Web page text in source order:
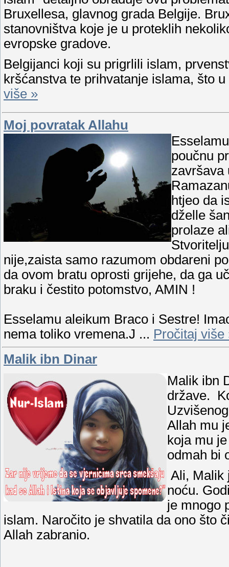
Bruxellesa, glavnog grada Belgije.
stanovništva koje je u proteklih
evropske gradove.
Belgijanci koji su prigrlili islam,
kršćanstva te prihvatanje islama, što
više »
Moj povratak Allahu
poučnu
završava
htjeo da
dželle
prolaze
nije,zaista samo razumom obdareni
da ovom bratu oprosti grijehe, da ga
braku i čestito potomstvo, AMIN !
Esselamu aleikum Braco i Sestre!
nema toliko vremena.J ... Pročitaj više
Malik ibn Dinar
Malik ibn
države.
Allah mu
koja mu
odmah bi
Ali, Malik
noću.
je mnogo
islam. Naročito je shvatila da ono što
Allah zabranio.